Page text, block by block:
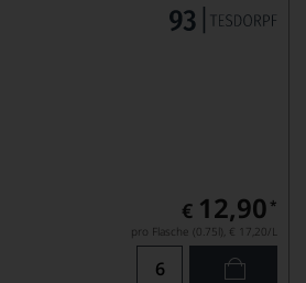
€ 12,90 *
pro Flasche (0.75l), € 17,20/L